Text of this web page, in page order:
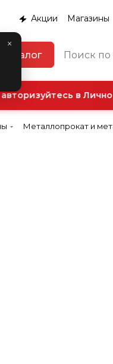
×
Акции Магазины
Каталог
в Личном
Металлопрокат и